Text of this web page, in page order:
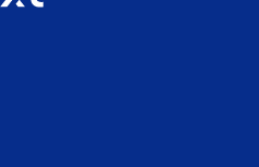
12 stuks